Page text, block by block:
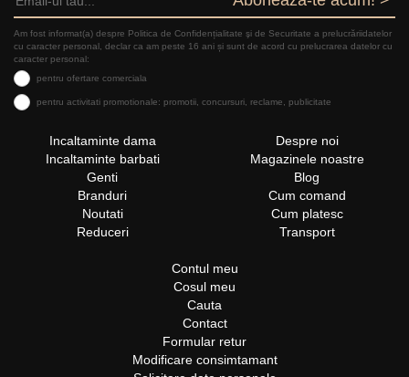
Am fost informat(a) despre Politica de Confidențialitate şi de Securitate a prelucrăriidatelor
cu caracter personal, declar ca am peste 16 ani și sunt de acord cu prelucrarea datelor cu
caracter personal:
pentru ofertare comerciala
pentru activitati promotionale: promotii, concursuri, reclame, publicitate
Incaltaminte dama
Incaltaminte barbati
Genti
Branduri
Noutati
Reduceri
Despre noi
Magazinele noastre
Blog
Cum comand
Cum platesc
Transport
Contul meu
Cosul meu
Cauta
Contact
Formular retur
Modificare consimtamant